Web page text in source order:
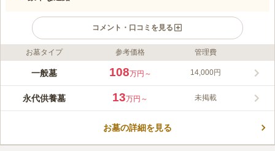
コメント・口コミを見る
ライフドット編集部のコメント
由緒ある桜の木の下でひとときの安らぎを得ることができる『祥
分。遠く富士を望めば心もすがすがしく晴れやかになります。園
内はバリアフリー設計になっています。 春には桜が咲き誇る長
とができます。落ち着いた雰囲気の中でで故人を偲べます。墓所
この霊園はまだ誰からも評価されていません。
お墓タイプ 参考価格 管理費
一般墓 108万円～ 14,000円
永代供養墓 13万円～ 未掲載
お墓の詳細を見る